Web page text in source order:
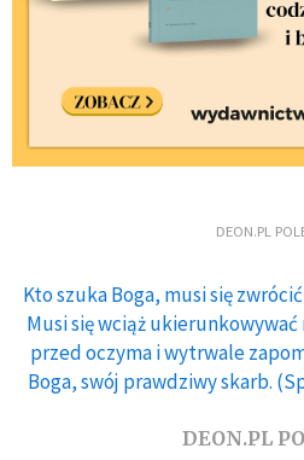
DEON.PL
Kto szuka Boga, musi się
Musi się wciąż ukierunkowywać
przed oczyma i wytrwale
Boga, swój prawdziwy skarb.
DEON.PL